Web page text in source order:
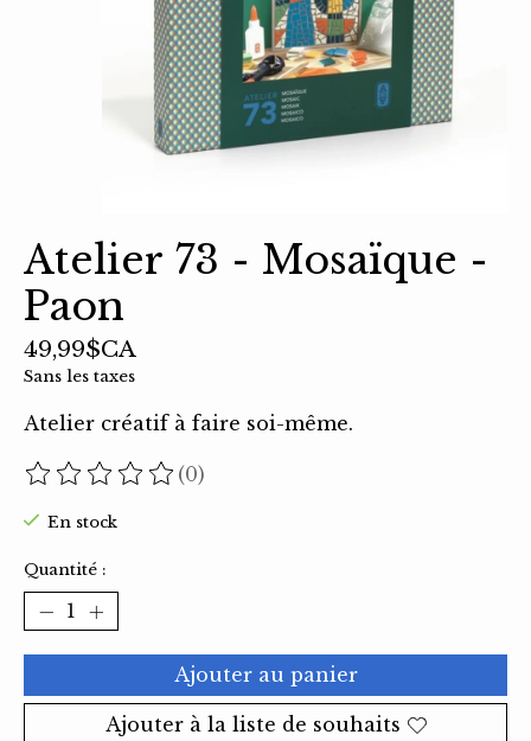
Atelier 73 - Mosaïque -
Paon
49,99$CA
Sans les taxes
Atelier créatif à faire soi-même.
Ce produit est évalué à
(0)
En stock
Quantité :
Ajouter au panier
Ajouter à la liste de souhaits